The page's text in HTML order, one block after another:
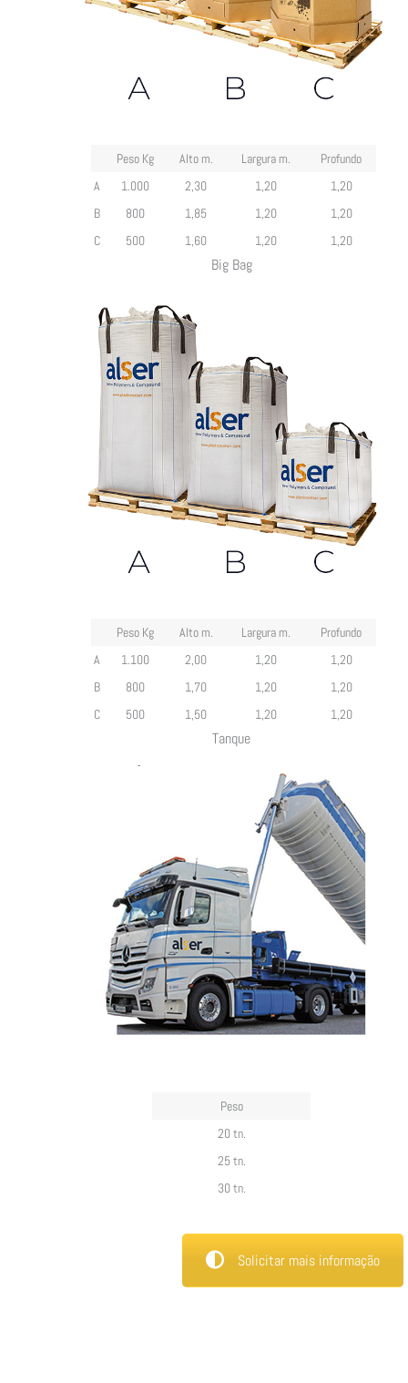
Peso Kg Alto m. Largura m.
Profundo
A
1.000 2,30 1,20
1,20
B
800 1,85 1,20
1,20
C
500 1,60 1,20 1,20
Big Bag
Peso Kg Alto m. Largura m.
Profundo
A
1.100 2,00 1,20
1,20
B
800 1,70 1,20
1,20
C
500 1,50 1,20 1,20
Tanque
Peso
20 tn.
25 tn.
30 tn.
Solicitar mais informação